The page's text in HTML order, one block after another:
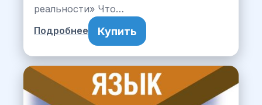
реальности» Что…
Подробнее Купить